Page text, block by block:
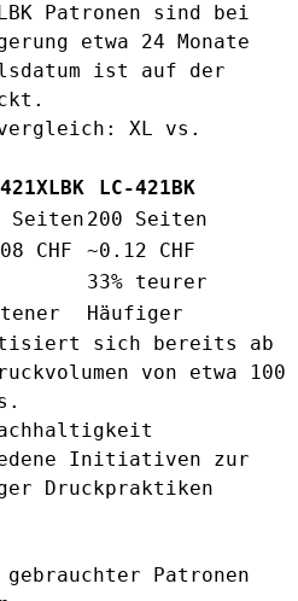
Patronen sind bei
etwa 24 Monate
ist auf der
XL vs.
LC-421BK
Seiten 200 Seiten
CHF
~0.12 CHF
33% teurer
Häufiger
sich bereits ab
von etwa 100
Initiativen zur
Druckpraktiken
gebrauchter Patronen